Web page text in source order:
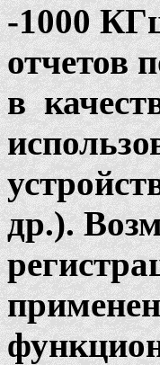
-1000
отчетов
в
др.).